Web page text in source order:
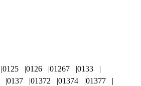
0125 0126 01267
0133
0137 01372 01374
01377